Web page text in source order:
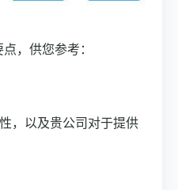
，供您参考：
，以及贵公司对于提供